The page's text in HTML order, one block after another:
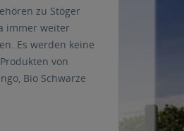
zu Stöger
immer weiter
Es werden keine
von
Bio Schwarze